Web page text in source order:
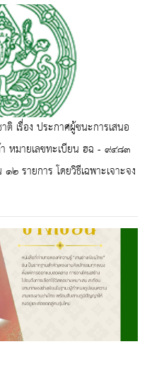
เรื่อง ประกาศผู้ชนะการเสนอ
หมายเลขทะเบียน ฮฉ - ๙๔๘๓
๒ รายการ โดยวิธีเฉพาะเจาะจง